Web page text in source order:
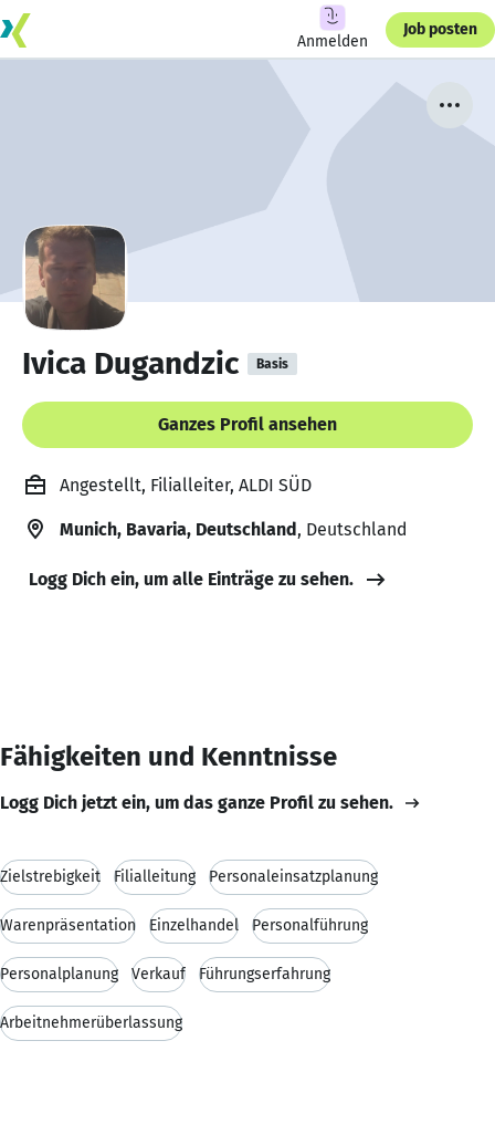
Anmelden
Job posten
Ivica Dugandzic Basis
Ganzes Profil ansehen
Angestellt, Filialleiter, ALDI SÜD
Munich, Bavaria, Deutschland, Deutschland
Logg Dich ein, um alle Einträge zu sehen.
Fähigkeiten und Kenntnisse
Logg Dich jetzt ein, um das ganze Profil zu sehen.
Zielstrebigkeit Filialleitung Personaleinsatzplanung
Warenpräsentation Einzelhandel Personalführung
Personalplanung Verkauf Führungserfahrung
Arbeitnehmerüberlassung